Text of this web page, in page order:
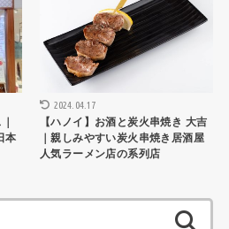
本
2024.04.17
【ハノイ】お酒と炭火串焼き 大吉
｜親しみやすい炭火串焼き居酒屋
人気ラーメン店の系列店